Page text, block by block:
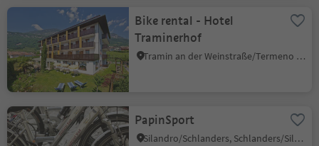
Bike rental - Hotel
Traminerhof
Tramin an der Weinstraße/Termeno sulla Strada del Vino, Alto Adige Wine Road
PapinSport
Silandro/Schlanders, Schlanders/Silandro, Vinschgau/Val Venosta